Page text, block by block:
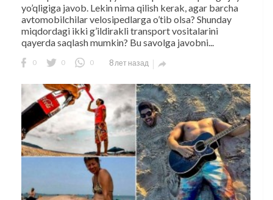
yo’qligiga javob. Lekin nima qilish kerak, agar barcha
avtomobilchilar velosipedlarga o’tib olsa? Shunday
miqdordagi ikki g’ildirakli transport vositalarini
qayerda saqlash mumkin? Bu savolga javobni...
0 0 0 8 лет назад 